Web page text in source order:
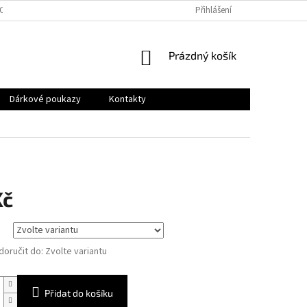
ÚDAJŮ Přihlášení
NÁKUPNÍ
Prázdný košík
Dárkové poukazy
Kontakty
do: Zvolte variantu
Přidat do košíku